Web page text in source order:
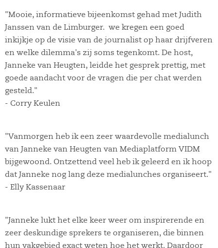
"Mooie, informatieve bijeenkomst gehad met Judith
Janssen van de Limburger. we kregen een goed
inkijkje op de visie van de journalist op haar drijfveren
en welke dilemma's zij soms tegenkomt. De host,
Janneke van Heugten, leidde het gesprek prettig, met
goede aandacht voor de vragen die per chat werden
gesteld."
- Corry Keulen
"Vanmorgen heb ik een zeer waardevolle medialunch
van Janneke van Heugten van Mediaplatform VIDM
bijgewoond. Ontzettend veel heb ik geleerd en ik hoop
dat Janneke nog lang deze medialunches organiseert."
- Elly Kassenaar
"Janneke lukt het elke keer weer om inspirerende en
zeer deskundige sprekers te organiseren, die binnen
hun vakgebied exact weten hoe het werkt. Daardoor